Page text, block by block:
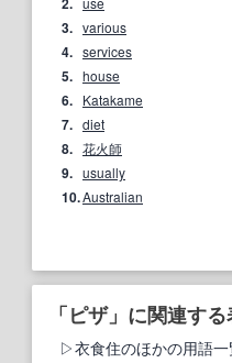
3. various
4. services
5. house
6. Katakame
7. diet
8. 花火師
9. usually
10.Australian
「ピザ」に関連す
衣食住のほかの用語